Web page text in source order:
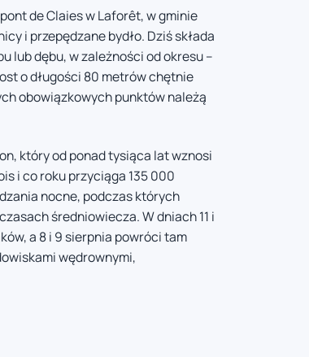
de Claies w Laforêt, w gminie
i przepędzane bydło. Dziś składa
lub dębu, w zależności od okresu –
o długości 80 metrów chętnie
obowiązkowych punktów należą
który od ponad tysiąca lat wznosi
i co roku przyciąga 135 000
nocne, podczas których
średniowiecza. W dniach 11 i
a 8 i 9 sierpnia powróci tam
wędrownymi,